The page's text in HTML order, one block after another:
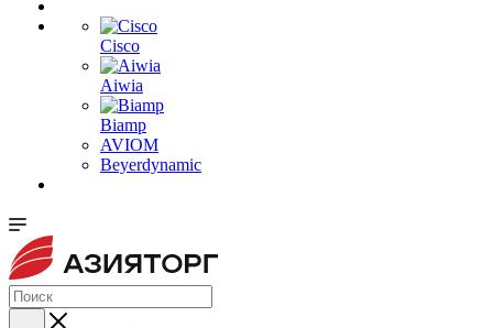
Cisco
Aiwia
Biamp
AVIOM
Beyerdynamic